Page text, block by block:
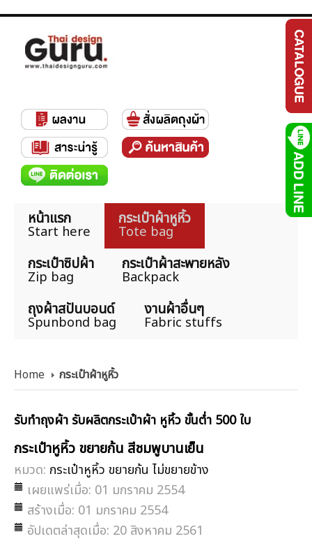
หน้าแรก
Start here
กระเป๋าผ้าหูหิ้ว
Tote bag
กระเป๋าซิปผ้า
Zip bag
กระเป๋าผ้าสะพายหลัง
Backpack
ถุงผ้าสปันบอนด์
Spunbond bag
งานผ้าอื่นๆ
Fabric stuffs
Home กระเป๋าผ้าหูหิ้ว
รับทำถุงผ้า รับผลิตกระเป๋าผ้า หูหิ้ว ขั้นต่ำ 500 ใบ
กระเป๋าหูหิ้ว ขยายก้น สีชมพูบานเย็น
หมวด: กระเป๋าหูหิ้ว ขยายก้น ไม่ขยายข้าง
เผยแพร่เมื่อ: 01 มกราคม 2554
สร้างเมื่อ: 01 มกราคม 2554
อัปเดตล่าสุดเมื่อ: 20 สิงหาคม 2561